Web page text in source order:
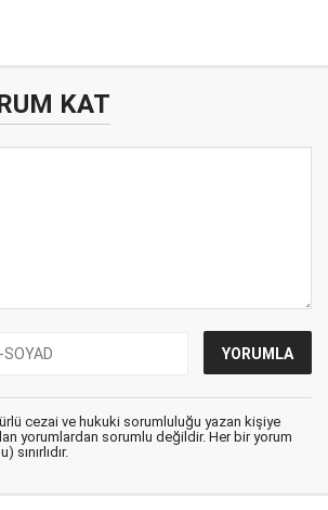
KAT
cezai ve hukuki sorumluluğu yazan kişiye
yorumlardan sorumlu değildir. Her bir yorum
sınırlıdır.